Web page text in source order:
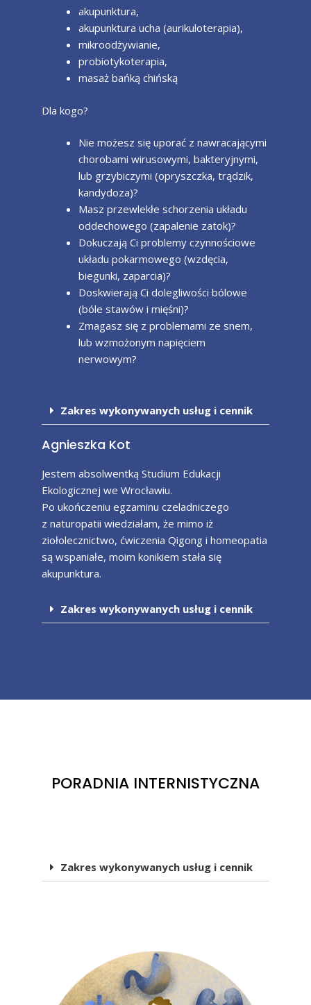
akupunktura,
akupunktura ucha (aurikuloterapia),
mikroodżywianie,
probiotykoterapia,
masaż bańką chińską
Dla kogo?
Nie możesz się uporać z nawracającymi
chorobami wirusowymi, bakteryjnymi,
lub grzybiczymi (opryszczka, trądzik,
kandydoza)?
Masz przewlekłe schorzenia układu
oddechowego (zapalenie zatok)?
Dokuczają Ci problemy czynnościowe
układu pokarmowego (wzdęcia,
biegunki, zaparcia)?
Doskwierają Ci dolegliwości bólowe
(bóle stawów i mięśni)?
Zmagasz się z problemami ze snem,
lub wzmożonym napięciem
nerwowym?
Zakres wykonywanych usług i cennik
Agnieszka Kot
Jestem absolwentką Studium Edukacji
Ekologicznej we Wrocławiu.
Po ukończeniu egzaminu czeladniczego
z naturopatii wiedziałam, że mimo iż
ziołolecznictwo, ćwiczenia Qigong i homeopatia
są wspaniałe, moim konikiem stała się
akupunktura.
Zakres wykonywanych usług i cennik
PORADNIA INTERNISTYCZNA
Zakres wykonywanych usług i cennik